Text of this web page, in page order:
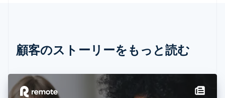
顧客のストーリーをもっと読む
English
エストニア
オーストラリア
English
オーストリア